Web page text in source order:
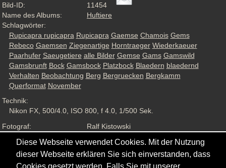
Bild-ID:
11454
Name des Albums:
Huftiere
Schlagwörter:
Rupicapra rupicapra Rupicapra Gaemse Chamois Gems
Rebeco Gaemsen Ziegenartige Horntraeger Wiederkaeuer
Paarhufer Saeugetiere alle Bilder Gemse Gams Gamswild
Gamsbrunft Bock Gamsbock Platzbock Blaedern blaedernd
Verhalten Beobachtung Berg Bergruecken Bergkamm
Querformat November
Technik:
Nikon FX, 500/4.0, ISO 800, f 4.0, 1/500 Sek.
Fotograf:
Ralf Kistowski
Ansichten:
2078
Diese Webseite verwendet Cookies. Mit der Nutzung
dieser Webseite erklären Sie sich einverstanden, dass
Cookies gesetzt werden. Falls Sie mit unserer